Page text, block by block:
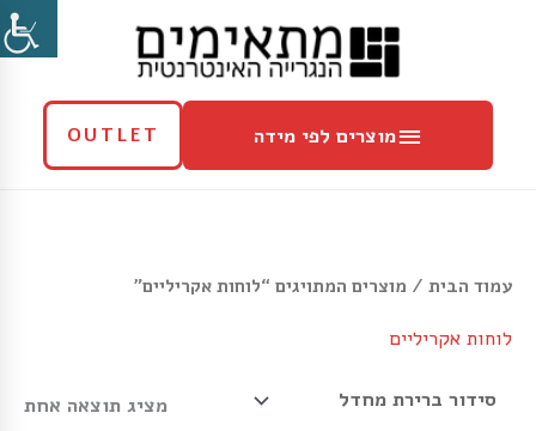
OUTLET
מוצרים
לפי
מידה
מוצרים לפי מידה
עמוד הבית / מוצרים המתויגים “לוחות אקריליים”
לוחות אקריליים
מציג תוצאה אחת